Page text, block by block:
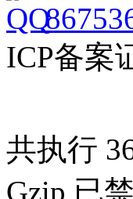
ICP备案
共执行
Gzip 已